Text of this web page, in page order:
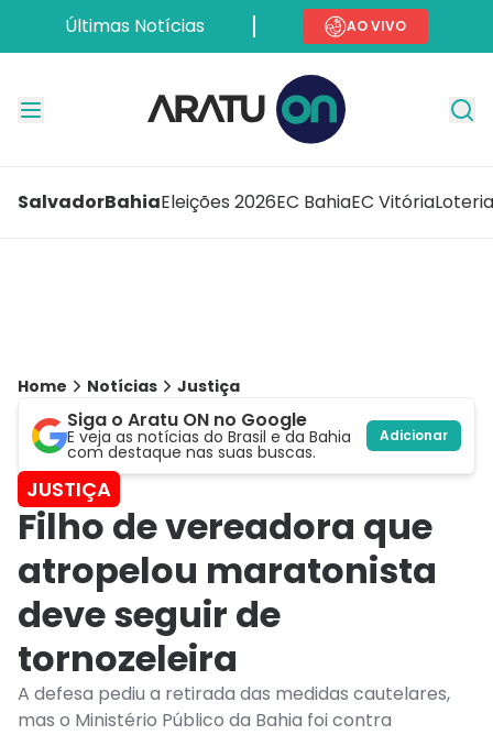
Últimas Notícias AO VIVO
SalvadorBahiaEleições 2026EC BahiaEC Vitória
Home Notícias Justiça
Siga o Aratu ON no Google
E veja as notícias do Brasil e da Bahia
com destaque nas suas buscas.
Adicionar
JUSTIÇA
Filho de vereadora que
atropelou maratonista
deve seguir de
tornozeleira
A defesa pediu a retirada das medidas cautelares,
mas o Ministério Público da Bahia foi contra